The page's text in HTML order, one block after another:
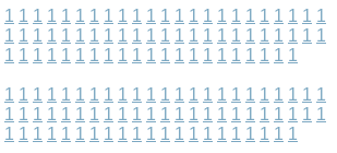
1 1 1 1 1 1 1 1 1 1 1 1 1 1 1 1 1 1 1 1 1 1 1
1 1 1 1 1 1 1 1 1 1 1 1 1 1 1 1 1 1 1 1 1 1 1
1 1 1 1 1 1 1 1 1 1 1 1 1 1 1 1 1 1 1 1 1
1 1 1 1 1 1 1 1 1 1 1 1 1 1 1 1 1 1 1 1 1 1 1
1 1 1 1 1 1 1 1 1 1 1 1 1 1 1 1 1 1 1 1 1 1 1
1 1 1 1 1 1 1 1 1 1 1 1 1 1 1 1 1 1 1 1 1